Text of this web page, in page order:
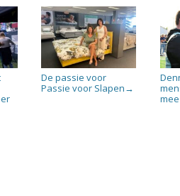
De passie voor
Passie voor Slapen →
mee